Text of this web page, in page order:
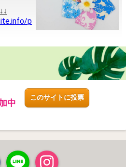
p
中
このサイトに投票